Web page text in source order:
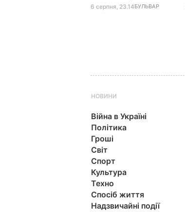
6 серпня, 23.14БУЛЬВАР
НОВИНИ
Війна в Україні
Політика
Гроші
Світ
Спорт
Культура
Техно
Спосіб життя
Надзвичайні події